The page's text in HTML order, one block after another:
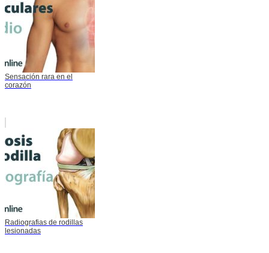
Sensación rara en el
corazón
Radiografias de rodillas
lesionadas